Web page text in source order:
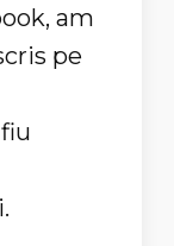
am
pe